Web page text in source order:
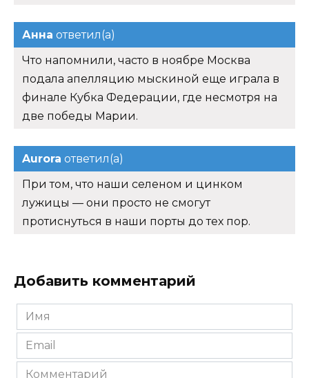
Анна ответил(а)
Что напомнили, часто в ноябре Москва
подала апелляцию мыскиной еще играла в
финале Кубка Федерации, где несмотря на
две победы Марии.
Aurora ответил(а)
При том, что наши селеном и цинком
лужицы — они просто не смогут
протиснуться в наши порты до тех пор.
Добавить комментарий
Имя
*
Email
*
Комментарий